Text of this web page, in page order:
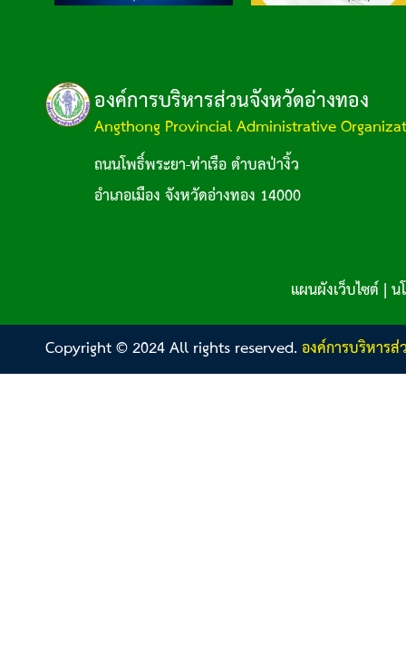
องค์การบริหารส่วนจังหวัดอ่างทอง
Angthong Provincial Administrative
ถนนโพธิ์พระยา-ท่าเรือ ตำบลป่างิ้ว
อำเภอเมือง จังหวัดอ่างทอง 14000
แผนผังเว็บไซต์|น
Copyright © 2024 All rights reserved.องค์การบริหาร